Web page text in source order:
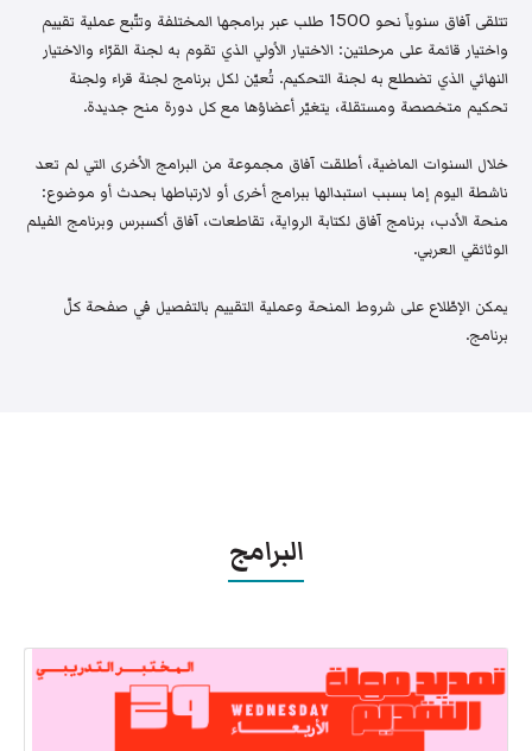
تتلقى آفاق سنوياً نحو 1500 طلب عبر برامجها المختلفة وتتّبع عملية تقييم
واختيار قائمة على مرحلتين: الاختيار الأولي الذي تقوم به لجنة القرّاء والاختيار
النهائي الذي تضطلع به لجنة التحكيم. تُعيّن لكل برنامج لجنة قراء ولجنة
تحكيم متخصصة ومستقلة، يتغيّر أعضاؤها مع كل دورة منح جديدة.
خلال السنوات الماضية، أطلقت آفاق مجموعة من البرامج الأخرى التي لم تعد
ناشطة اليوم إما بسبب استبدالها ببرامج أخرى أو لارتباطها بحدث أو موضوع:
منحة الأدب، برنامج آفاق لكتابة الرواية، تقاطعات، آفاق أكسبرس وبرنامج الفيلم
الوثائقي العربي.
يمكن الإطّلاع على شروط المنحة وعملية التقييم بالتفصيل في صفحة كلّ
برنامج.
البرامج